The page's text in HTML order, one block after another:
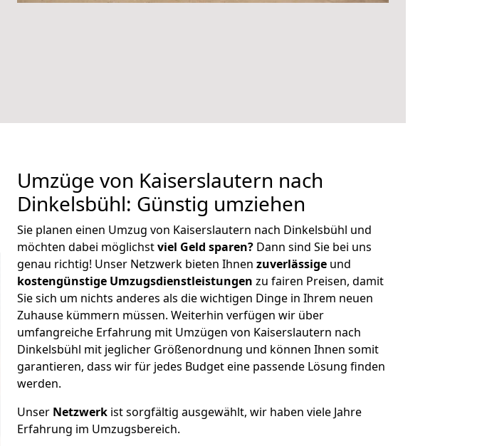
Umzüge von Kaiserslautern nach
Dinkelsbühl: Günstig umziehen
Sie planen einen Umzug von Kaiserslautern nach Dinkelsbühl und
möchten dabei möglichstviel Geld sparen? Dann sind Sie bei uns
genau richtig! Unser Netzwerk bieten Ihnen zuverlässige und
kostengünstige Umzugsdienstleistungen zu fairen Preisen, damit
Sie sich um nichts anderes als die wichtigen Dinge in Ihrem neuen
Zuhause kümmern müssen. Weiterhin verfügen wir über
umfangreiche Erfahrung mit Umzügen von Kaiserslautern nach
Dinkelsbühl mit jeglicher Größenordnung und können Ihnen somit
garantieren, dass wir für jedes Budget eine passende Lösung finden
werden.
Unser Netzwerk ist sorgfältig ausgewählt, wir haben viele Jahre
Erfahrung im Umzugsbereich.